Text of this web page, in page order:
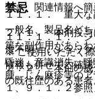
禁忌
２．１． 本剤投与
篤な副作用があら
２．２． 本剤の成
の既往歴のある患者
１１．１． 重大な
１１．１．１． シ
度不明）：ショッ
昏迷、意識消失、
腫、じん麻疹等の
１、９．１．２参照
でき、関連情報へ簡
一般名、製品名ど
※ ご使用いただく
情報も併せてご確